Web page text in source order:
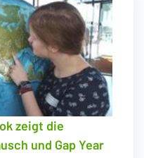
zeigt die
und Gap Year